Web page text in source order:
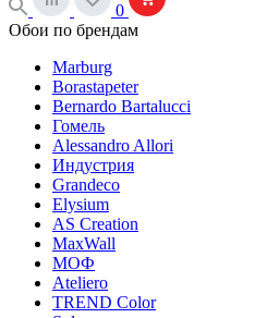
0
Обои по брендам
Marburg
Borastapeter
Bernardo Bartalucci
Гомель
Alessandro Allori
Индустрия
Grandeco
Elysium
AS Creation
MaxWall
МОФ
Ateliero
TREND Color